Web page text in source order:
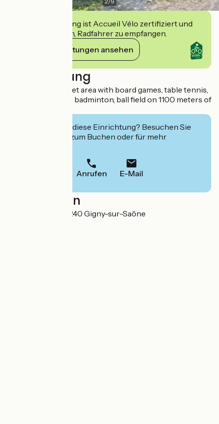
Diese Einrichtung ist Accueil Vélo zertifiziert und
verpflichtet sich, Radfahrer zu empfangen.
Ihre Verpflichtungen ansehen
Beschreibung
Family gite in a quiet area with board games, table tennis,
trampoline, swing, badminton, ball field on 1100 meters of
Interessiert Sie diese Einrichtung? Besuchen Sie
deren Website zum Buchen oder für mehr
Anrufen E-Mail
Localisation
16 Grande Rue 71240 Gigny-sur-Saône